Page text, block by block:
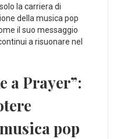
la carriera di
della musica pop
il suo‌ messaggio‌
a ‍risuonare​ nel
a Prayer”:
pop